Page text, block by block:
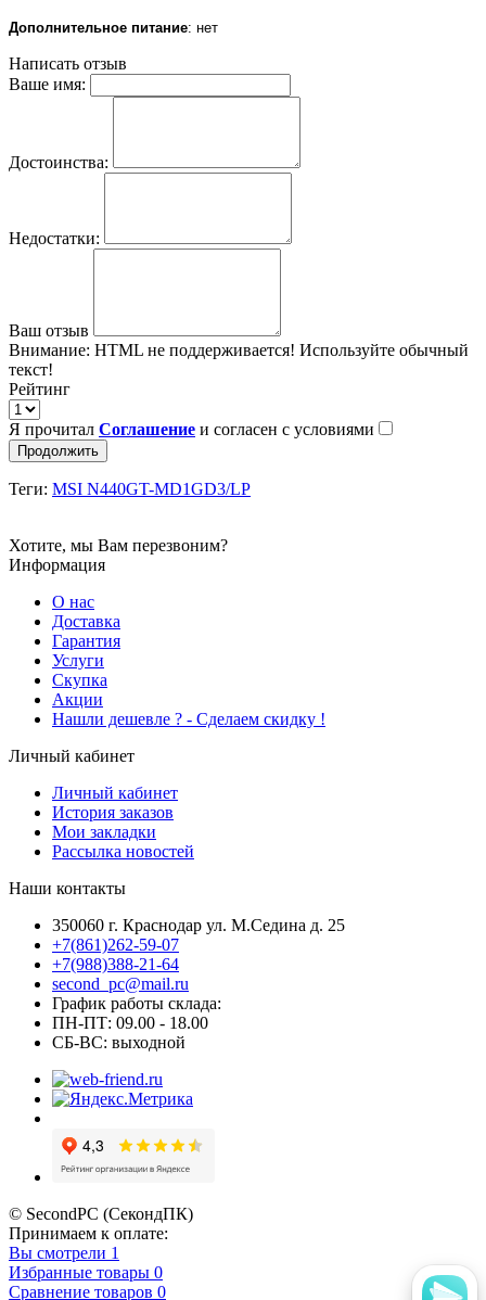
Дополнительное питание: нет
Написать отзыв
Ваше имя:
Достоинства:
Недостатки:
Ваш отзыв
Внимание: HTML не поддерживается! Используйте обычный
текст!
Рейтинг
Я прочитал Соглашение и согласен с условиями
Продолжить
Теги: MSI N440GT-MD1GD3/LP
Хотите, мы Вам перезвоним?
Информация
О нас
Доставка
Гарантия
Услуги
Скупка
Акции
Hашли дешевле ? - Сделаем скидку !
Личный кабинет
Личный кабинет
История заказов
Мои закладки
Рассылка новостей
Наши контакты
350060 г. Краснодар ул. М.Седина д. 25
+7(861)262-59-07
+7(988)388-21-64
second_pc@mail.ru
График работы склада:
ПН-ПТ: 09.00 - 18.00
СБ-ВС: выходной
© SecondPC (СекондПК)
Принимаем к оплате:
Вы смотрели 1
Избранные товары 0
Сравнение товаров 0